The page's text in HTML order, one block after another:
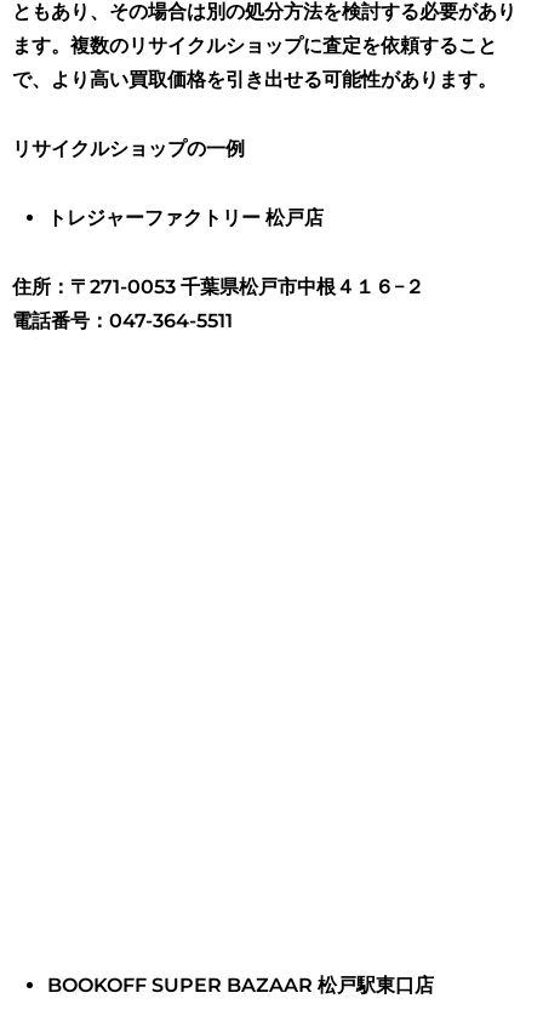
ともあり、その場合は別の処分方法を検討する必要があり
ます。複数のリサイクルショップに査定を依頼すること
で、より高い買取価格を引き出せる可能性があります。
リサイクルショップの一例
トレジャーファクトリー 松戸店
住所：〒271-0053 千葉県松戸市中根４１６−２
電話番号：047-364-5511
BOOKOFF SUPER BAZAAR 松戸駅東口店